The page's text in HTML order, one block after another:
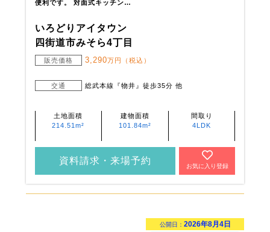
便利です。 対面式キッチン…
いろどりアイタウン
四街道市みそら4丁目
販売価格 3,290万円（税込）
交通 総武本線『物井』徒歩35分 他
土地面積
214.51m²
建物面積
101.84m²
間取り
4LDK
資料請求・来場予約
お気に入り登録
公開日： 2026年8月4日